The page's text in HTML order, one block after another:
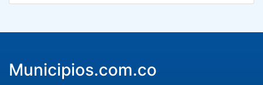
Municipios.com.co